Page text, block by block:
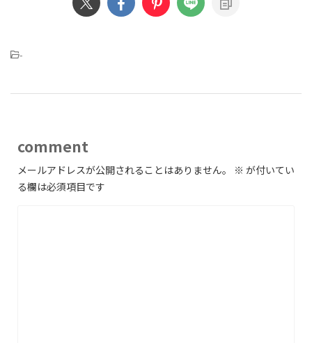
-
comment
メールアドレスが公開されることはありません。 ※ が付いてい
る欄は必須項目です